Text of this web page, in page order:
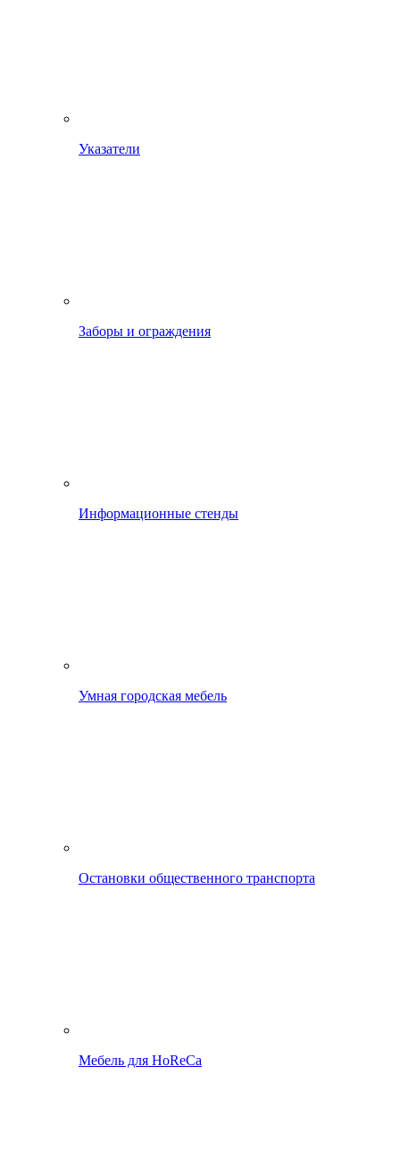
Указатели
Заборы и ограждения
Информационные стенды
Умная городская мебель
Остановки общественного транспорта
Мебель для HoReCa